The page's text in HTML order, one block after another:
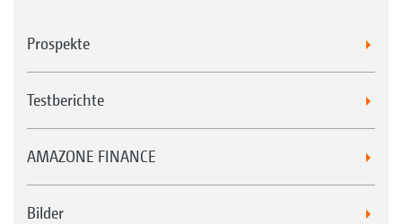
Prospekte
Testberichte
AMAZONE FINANCE
Bilder